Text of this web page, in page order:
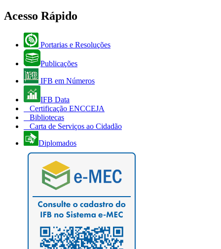
Acesso Rápido
Portarias e Resoluções
Publicações
IFB em Números
IFB Data
Certificação ENCCEJA
Bibliotecas
Carta de Serviços ao Cidadão
Diplomados